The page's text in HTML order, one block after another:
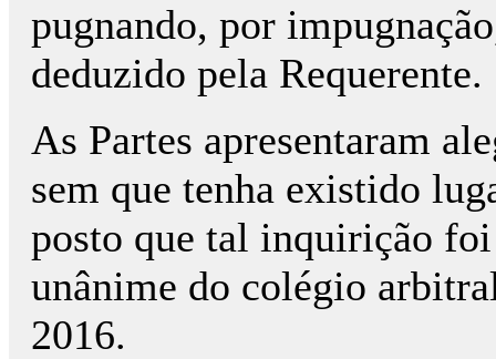
pugnando, por
deduzido pela Requerente.
As Partes apresentaram
sem que tenha existido
posto que tal inquirição
unânime do colégio
2016.